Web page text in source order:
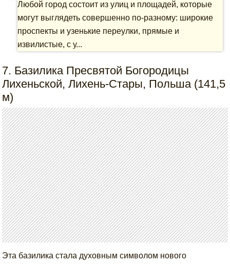
Любой город состоит из улиц и площадей, которые
могут выглядеть совершенно по-разному: широкие
проспекты и узенькие переулки, прямые и
извилистые, с у...
7. Базилика Пресвятой Богородицы
Лихеньской, Лихень-Стары, Польша (141,5
м)
Эта базилика стала духовным символом нового